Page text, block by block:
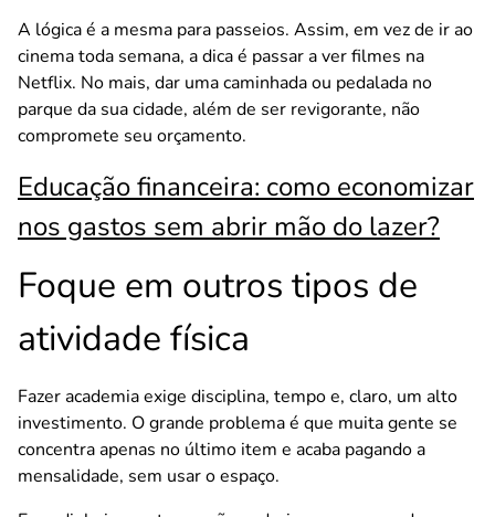
A lógica é a mesma para passeios. Assim, em vez de ir ao
cinema toda semana, a dica é passar a ver filmes na
Netflix. No mais, dar uma caminhada ou pedalada no
parque da sua cidade, além de ser revigorante, não
compromete seu orçamento.
Educação financeira: como economizar
nos gastos sem abrir mão do lazer?
Foque em outros tipos de
atividade física
Fazer academia exige disciplina, tempo e, claro, um alto
investimento. O grande problema é que muita gente se
concentra apenas no último item e acaba pagando a
mensalidade, sem usar o espaço.